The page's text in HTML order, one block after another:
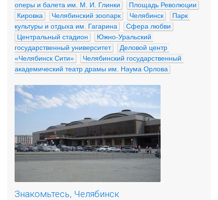
оперы и балета им. М. И. Глинки
Площадь Революции
Кировка
Челябинский зоопарк Челябинск
Парк
культуры и отдыха им. Гагарина
Сфера любви
Центральный стадион
Южно-Уральский
государственный университет
Деловой центр
«Челябинск Сити»
Челябинский государственный
академический театр драмы им. Наума Орлова
Знакомьтесь, Челябинск